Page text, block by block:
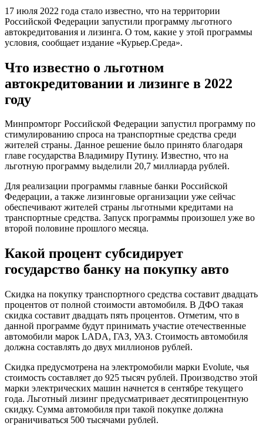
17 июля 2022 года стало известно, что на территории
Российской Федерации запустили программу льготного
автокредитования и лизинга. О том, какие у этой программы
условия, сообщает издание «Курьер.Среда».
Что известно о льготном
автокредитовании и лизинге в 2022
году
Минпромторг Российской Федерации запустил программу по
стимулированию спроса на транспортные средства среди
жителей страны. Данное решение было принято благодаря
главе государства Владимиру Путину. Известно, что на
льготную программу выделили 20,7 миллиарда рублей.
Для реализации программы главные банки Российской
Федерации, а также лизинговые организации уже сейчас
обеспечивают жителей страны льготными кредитами на
транспортные средства. Запуск программы произошел уже во
второй половине прошлого месяца.
Какой процент субсидирует
государство банку на покупку авто
Скидка на покупку транспортного средства составит двадцать
процентов от полной стоимости автомобиля. В ДФО такая
скидка составит двадцать пять процентов. Отметим, что в
данной программе будут принимать участие отечественные
автомобили марок LADA, ГАЗ, УАЗ. Стоимость автомобиля
должна составлять до двух миллионов рублей.
Скидка предусмотрена на электромобили марки Evolute, чья
стоимость составляет до 925 тысяч рублей. Производство этой
марки электрических машин начнется в сентябре текущего
года. Льготный лизинг предусматривает десятипроцентную
скидку. Сумма автомобиля при такой покупке должна
ограничиваться 500 тысячами рублей.